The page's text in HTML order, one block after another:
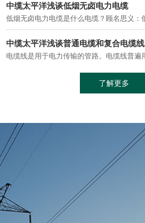
中缆太平洋浅谈低烟无卤电力电缆
中缆太平洋浅谈普通电缆和复合电缆线
了解更多